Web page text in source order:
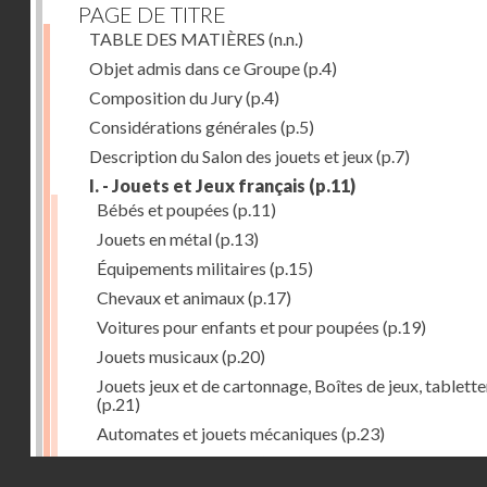
PAGE DE TITRE
TABLE DES MATIÈRES (n.n.)
Objet admis dans ce Groupe(p.4)
Composition du Jury(p.4)
Considérations générales (p.5)
Description du Salon des jouets et jeux(p.7)
I. - Jouets et Jeux français (p.11)
Bébés et poupées (p.11)
Jouets en métal(p.13)
Équipements militaires (p.15)
Chevaux et animaux(p.17)
Voitures pour enfants et pour poupées (p.19)
Jouets musicaux(p.20)
Jouets jeux et de cartonnage, Boîtes de jeux,
(p.21)
Automates et jouets mécaniques (p.23)
Jouets en caoutchouc(p.25)